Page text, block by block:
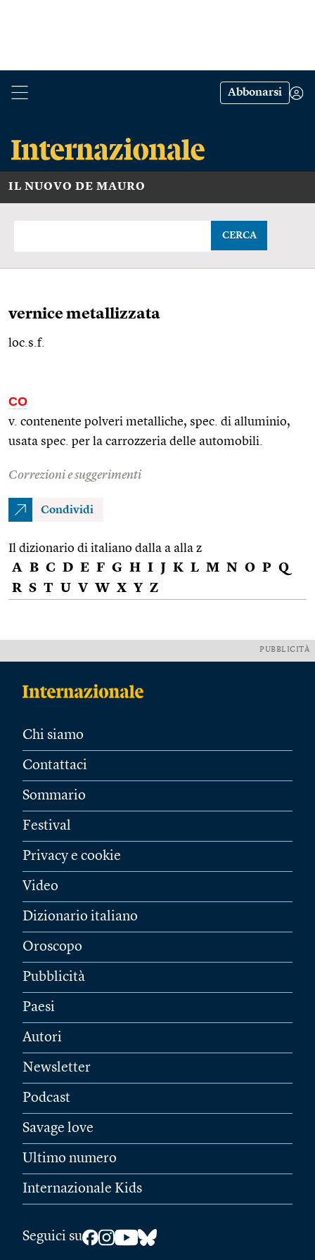
Abbonarsi
IL NUOVO DE MAURO
CERCA
vernice metallizzata
loc.s.f.
CO
v. contenente polveri metalliche, spec. di alluminio,
usata spec. per la carrozzeria delle automobili.
Correzioni e suggerimenti
Condividi
Il dizionario di italiano dalla a alla z
A B C D E F G H I J K L M N O P Q
R S T U V W X Y Z
PUBBLICITÀ
Chi siamo
Contattaci
Sommario
Festival
Privacy e cookie
Video
Dizionario italiano
Oroscopo
Pubblicità
Paesi
Autori
Newsletter
Podcast
Savage love
Ultimo numero
Internazionale Kids
Seguici su